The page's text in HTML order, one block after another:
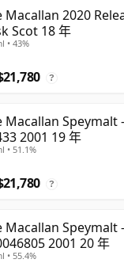
Macallan 2020
Scot 18 年
• 43%
?
Macallan Speymalt
2001 19 年
• 51.1%
?
Macallan Speymalt
2001 20 年
• 55.4%